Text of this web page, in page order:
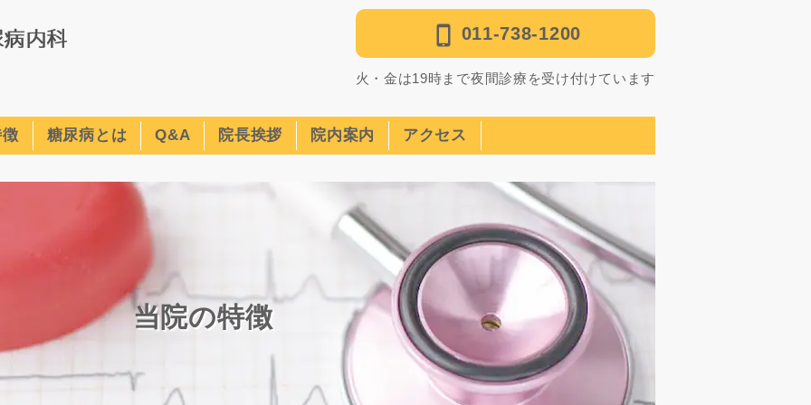
011-738-1200
火・金は19時まで夜間診療を受け付けています
糖尿病とは Q&A 院長挨拶 院内案内 アクセス
当院の特徴